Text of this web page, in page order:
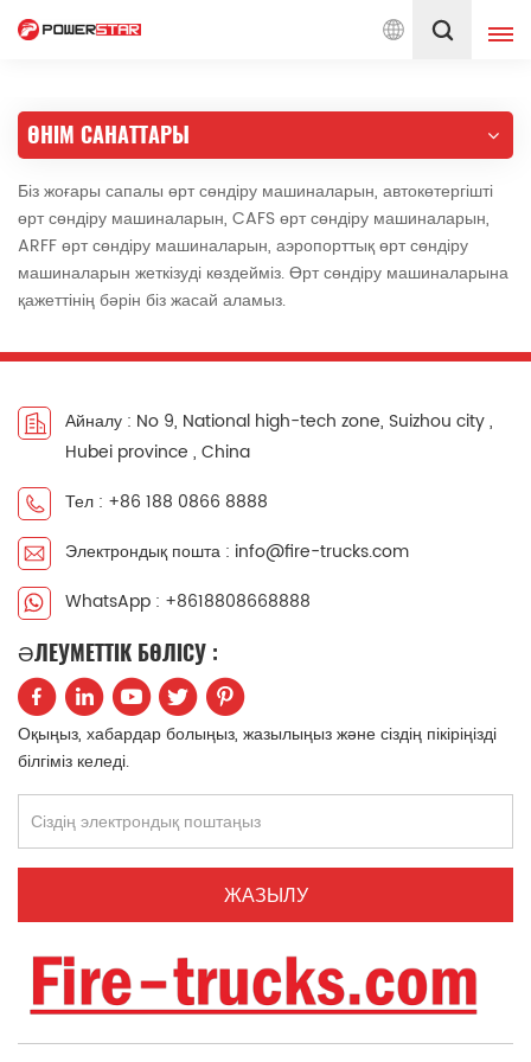
1990 жылдан бастап өрт сөндіру Қазақ
English
Deutsch русский
italiano español
português
العربية 日本語
한국의 Türkçe
Melayu
српски
ӨНІМ САНАТТАРЫ
Біз жоғары сапалы өрт сөндіру машиналарын, автокөтергішті
өрт сөндіру машиналарын, CAFS өрт сөндіру машиналарын,
ARFF өрт сөндіру машиналарын, аэропорттық өрт сөндіру
машиналарын жеткізуді көздейміз. Өрт сөндіру машиналарына
қажеттінің бәрін біз жасай аламыз.
Айналу : No 9, National high-tech zone, Suizhou city ,
Hubei province , China
Тел : +86 188 0866 8888
Электрондық пошта : info@fire-trucks.com
WhatsApp : +8618808668888
ӘЛЕУМЕТТІК БӨЛІСУ :
Оқыңыз, хабардар болыңыз, жазылыңыз және сіздің пікіріңізді
білгіміз келеді.